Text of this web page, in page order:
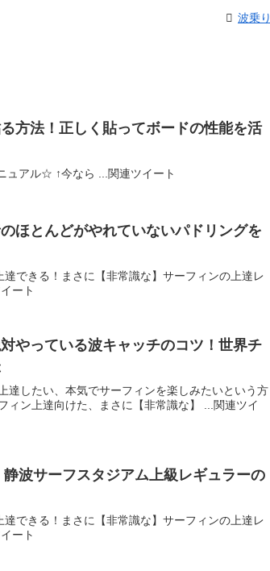
波乗り
方法！正しく貼ってボードの性能を活
ュアル☆ ↑今なら ...関連ツイート
ほとんどがやれていないパドリングを
できる！まさに【非常識な】サーフィンの上達レ
ート
やっている波キャッチのコツ！世界チ
達したい、本気でサーフィンを楽しみたいという方
ィン上達向けた、まさに【非常識な】 ...関連ツイ
静波サーフスタジアム上級レギュラーの
できる！まさに【非常識な】サーフィンの上達レ
ート